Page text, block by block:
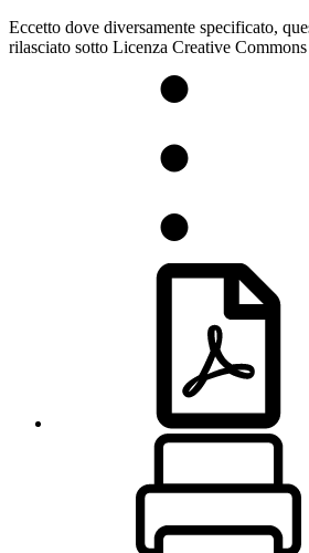
Eccetto dove diversamente specificato,
rilasciato sotto Licenza Creative